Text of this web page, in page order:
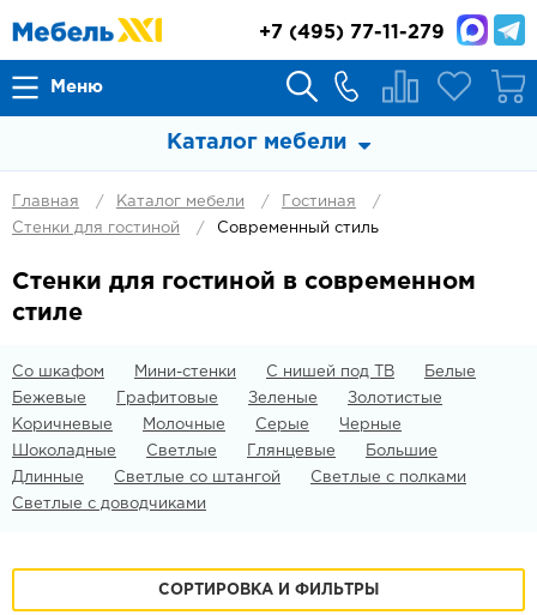
Меню
+7 (495) 77-11-279
Каталог мебели
Главная Каталог мебели
Гостиная
Стенки для гостиной
Современный стиль
Стенки для гостиной в современном
стиле
Со шкафом Мини-стенки С нишей под ТВ
Белые
Бежевые
Графитовые Зеленые
Золотистые
Коричневые
Молочные Серые
Черные
Шоколадные
Светлые Глянцевые
Большие
Длинные
Светлые со штангой
Светлые с полками
Светлые с доводчиками
СОРТИРОВКА И ФИЛЬТРЫ